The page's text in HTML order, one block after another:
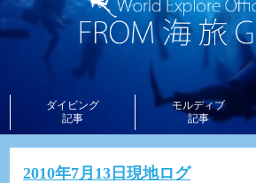
ダイビング
記事
モルディブ
記事
2010年7月13日現地ログ